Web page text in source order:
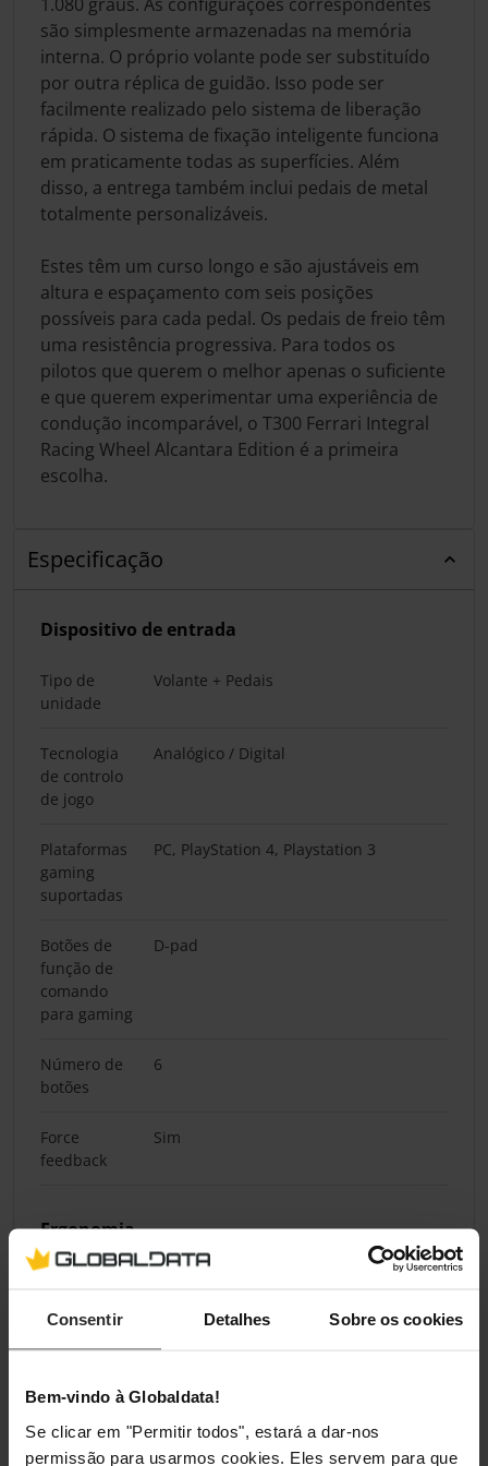
Consentir Detalhes Sobre os cookies
Bem-vindo à Globaldata!
Se clicar em "Permitir todos", estará a dar-nos
permissão para usarmos cookies. Eles servem para que
são simplesmente armazenadas na memória
interna. O próprio volante pode ser substituído
por outra réplica de guidão. Isso pode ser
facilmente realizado pelo sistema de liberação
rápida. O sistema de fixação inteligente funciona
em praticamente todas as superfícies. Além
disso, a entrega também inclui pedais de metal
totalmente personalizáveis.
Estes têm um curso longo e são ajustáveis em
altura e espaçamento com seis posições
possíveis para cada pedal. Os pedais de freio têm
uma resistência progressiva. Para todos os
pilotos que querem o melhor apenas o suficiente
e que querem experimentar uma experiência de
condução incomparável, o T300 Ferrari Integral
Racing Wheel Alcantara Edition é a primeira
escolha.
Especificação
Dispositivo de entrada
Tipo de
unidade
Volante + Pedais
Tecnologia
de controlo
de jogo
Analógico / Digital
Plataformas
gaming
suportadas
PC, PlayStation 4, Playstation 3
Botões de
função de
comando
para gaming
D-pad
Número de
botões
6
Force
feedback
Sim
Ergonomia
Material do
produto
Alcântara